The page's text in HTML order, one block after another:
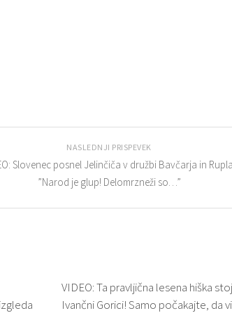
NASLEDNJI PRISPEVEK
Slovenec posnel Jelinčiča v družbi Bavčarja in
”Narod je glup! Delomrzneži so…”
VIDEO: Ta pravljična lesena hiška
Ivančni Gorici! Samo počakajte, da